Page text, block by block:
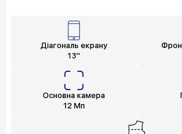
Діагональ екрану
13"
Основна камера
12 Мп